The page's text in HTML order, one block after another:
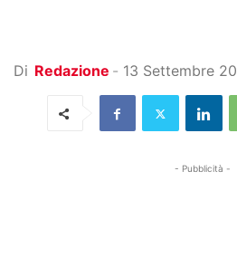
Di Redazione - 13 Settembre
- Pubblicità -